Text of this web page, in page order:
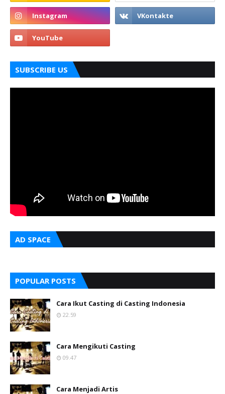
SUBSCRIBE US
AD SPACE
POPULAR POSTS
Cara Ikut Casting di Casting Indonesia
22.59
Cara Mengikuti Casting
09.47
Cara Menjadi Artis